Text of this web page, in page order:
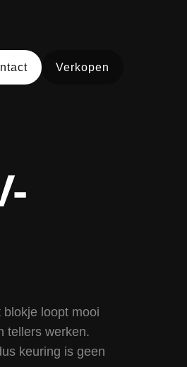
Verkopen
loopt mooi
tellers werken.
keuring is geen